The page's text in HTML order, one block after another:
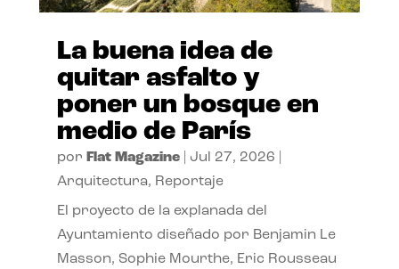
La buena idea de
quitar asfalto y
poner un bosque en
medio de París
por Flat Magazine| Jul 27, 2026
Arquitectura, Reportaje
El proyecto de la explanada del
Ayuntamiento diseñado por Benjamin Le
Masson, Sophie Mourthe, Eric Rousseau